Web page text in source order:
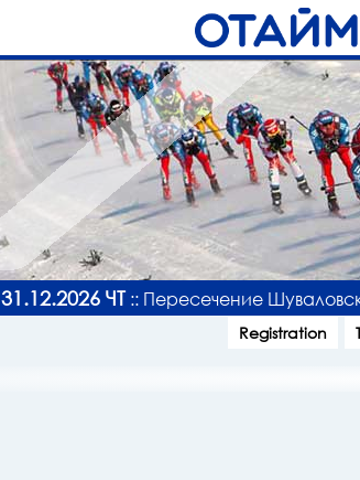
31.12.2026 ЧТ:: Пересечение
Registration